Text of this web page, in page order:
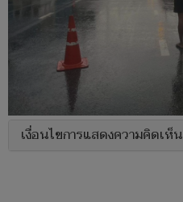
เงื่อนไขการแสดงความคิดเห็น